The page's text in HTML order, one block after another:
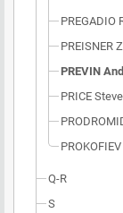
PREGADIO
PREISNER
PREVIN
PRICE
Q-R
S